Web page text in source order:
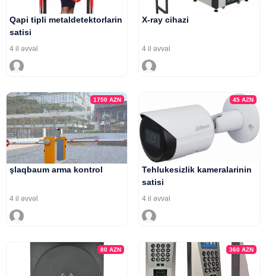
Qapi tipli metaldetektorlarin
satisi
4 il əvvəl
X-ray cihazi
4 il əvvəl
1750AZN
şlaqbaum arma kontrol
4 il əvvəl
45 AZN
Tehlukesizlik kameralarinin
satisi
4 il əvvəl
80AZN 360 AZN